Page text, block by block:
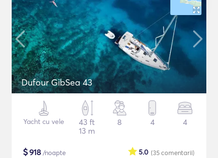
Dufour GibSea 43
Yacht cu vele
43 ft
13 m
8 4 4
$918 /noapte (35comentarii)
5.0